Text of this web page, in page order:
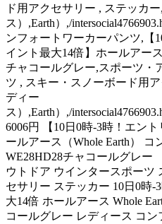
ド用アクセサリー , ステッカ
ス）,Earth）,/
ンフォートワーカーパンツ,【
イント最大14倍】ホールアー
チャコールグレー,スポーツ・
ツ , スキー・スノーボード用
ディー
ス）,Earth）,/
6006円 【10日0時-3時！エン
ールアース（Whole Earth）
WE28HD28チャコールグレー
ウトドア ウインタースポーツ
セサリー ステッカー 10日0時
大14倍 ホールアース Whole
コールグレー レディース コ